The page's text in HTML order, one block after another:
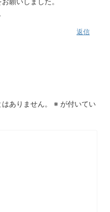
返信
ありません。 ※ が付いてい